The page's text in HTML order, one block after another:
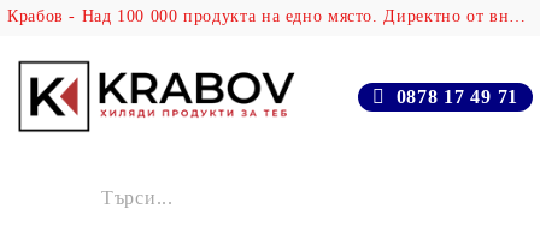
Крабов - Над 100 000 продукта на едно място. Директно от вносителя!
0878 17 49 71